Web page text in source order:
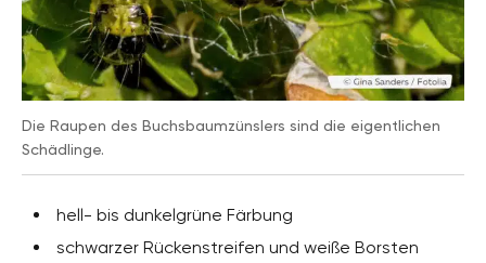
Die Raupen des Buchsbaumzünslers sind die eigentlichen
Schädlinge.
hell- bis dunkelgrüne Färbung
schwarzer Rückenstreifen und weiße Borsten